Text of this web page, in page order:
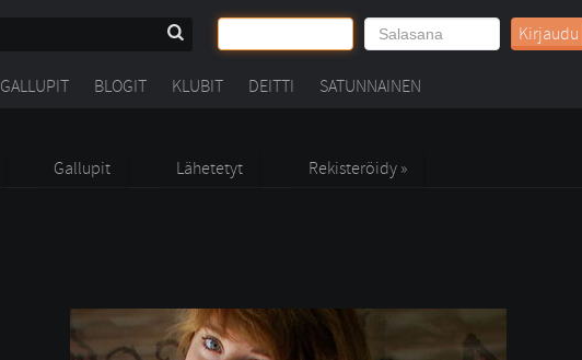
Kirjaudu
GALLUPIT BLOGIT KLUBIT DEITTI SATUNNAINEN
Gallupit Lähetetyt Rekisteröidy »